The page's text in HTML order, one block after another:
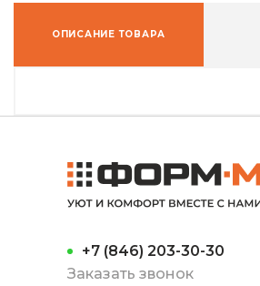
ОПИСАНИЕ ТОВАРА
+7 (846) 203-30-30
Заказать звонок